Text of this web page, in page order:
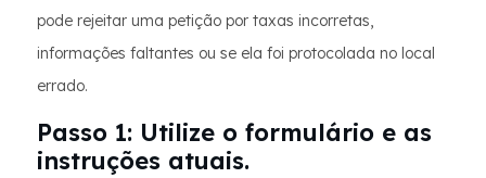
pode rejeitar uma petição por taxas incorretas,
informações faltantes ou se ela foi protocolada no local
errado.
Passo 1: Utilize o formulário e as
instruções atuais.